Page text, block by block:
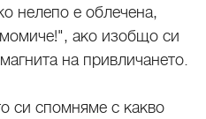
нелепо е облечена,
ако изобщо си
на привличането.
си спомняме с какво